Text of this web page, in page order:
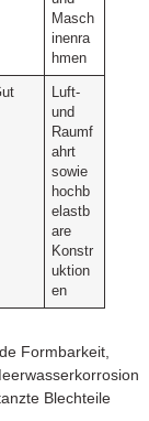
Masch
inenra
hmen
Luft-
und
Raumf
ahrt
sowie
hochb
elastb
are
Konstr
uktion
en
Formbarkeit,
Blechteile